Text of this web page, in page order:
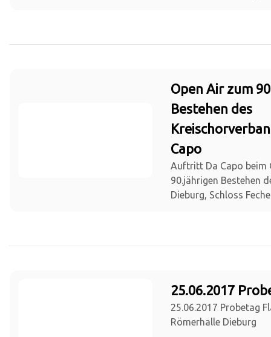
Open Air zum
Bestehen des
Capo
Auftritt Da Capo beim
90.jährigen Bestehen
Dieburg, Schloss
25.06.2017
25.06.2017 Probetag
Römerhalle Dieburg